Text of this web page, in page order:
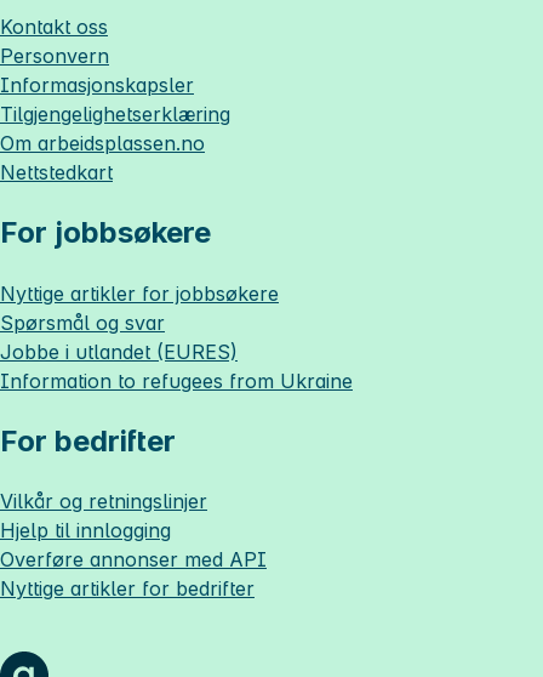
Kontakt oss
Personvern
Informasjonskapsler
Tilgjengelighetserklæring
Om arbeidsplassen.no
Nettstedkart
For jobbsøkere
Nyttige artikler for jobbsøkere
Spørsmål og svar
Jobbe i utlandet (EURES)
Information to refugees from Ukraine
For bedrifter
Vilkår og retningslinjer
Hjelp til innlogging
Overføre annonser med API
Nyttige artikler for bedrifter